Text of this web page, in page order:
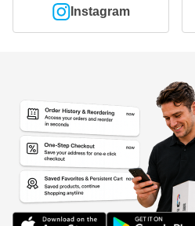
Instagram